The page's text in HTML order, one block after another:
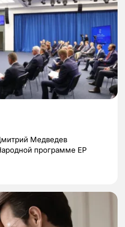
Медведев
программе ЕР